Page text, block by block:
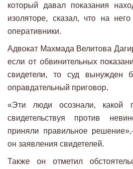
который давал показания
изоляторе, сказал, что на
оперативники.
Адвокат Махмада Велитова
если от обвинительных
свидетели, то суд вынужден
оправдательный приговор.
«Эти люди осознали, какой
свидетельствуя против
приняли правильное
он заявления свидетелей.
Также он отметил